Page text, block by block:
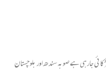
جارہی ہے صوبہ سندھ اور بلوچستان